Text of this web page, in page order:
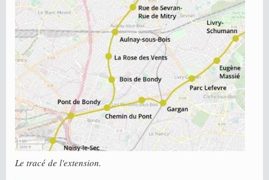
Le tracé de l'extension.